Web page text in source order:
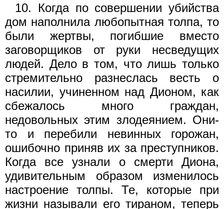
10. Когда по совершении убийства
дом наполнила любопытная толпа, то
были жертвы, погибшие вместо
заговорщиков от руки несведущих
людей. Дело в том, что лишь только
стремительно разнеслась весть о
насилии, учиненном над Дионом, как
сбежалось много граждан,
недовольных этим злодеянием. Они-
то и перебили невинных горожан,
ошибочно приняв их за преступников.
Когда все узнали о смерти Диона,
удивительным образом измени­лось
настроение толпы. Те, которые при
жизни называли его тираном, теперь